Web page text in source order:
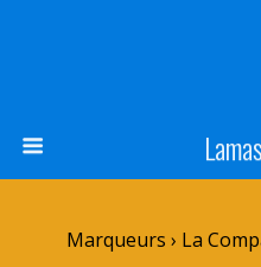
Marqueurs › La